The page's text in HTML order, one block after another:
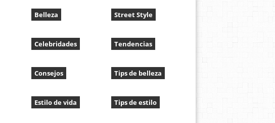
Belleza
Celebridades
Consejos
Estilo de vida
Street Style
Tendencias
Tips de belleza
Tips de estilo